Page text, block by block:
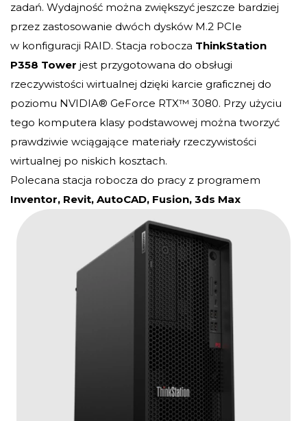
zadań. Wydajność można zwiększyć jeszcze bardziej
przez zastosowanie dwóch dysków M.2 PCIe
w konfiguracji RAID. Stacja robocza ThinkStation
P358 Tower jest przygotowana do obsługi
rzeczywistości wirtualnej dzięki karcie graficznej do
poziomu NVIDIA® GeForce RTX™ 3080. Przy użyciu
tego komputera klasy podstawowej można tworzyć
prawdziwie wciągające materiały rzeczywistości
wirtualnej po niskich kosztach.
Polecana stacja robocza do pracy z programem
Inventor, Revit, AutoCAD, Fusion, 3ds Max